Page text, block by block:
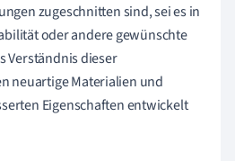
zugeschnitten sind, sei es in
oder andere gewünschte
Verständnis dieser
neuartige Materialien und
Eigenschaften entwickelt